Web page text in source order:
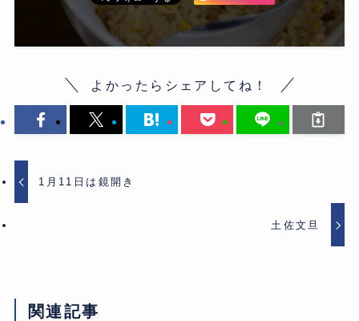
よかったらシェアしてね！
1月11日は鏡開き
土佐文旦
関連記事